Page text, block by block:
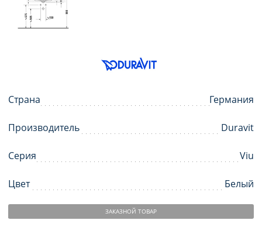
Страна Германия
Производитель Duravit
Серия Viu
Цвет Белый
ЗАКАЗНОЙ ТОВАР